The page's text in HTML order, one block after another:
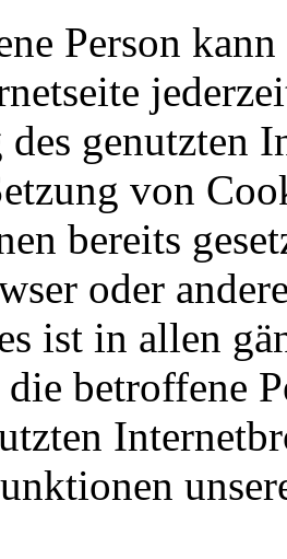
Person
genutzten
von
bereits
oder
ist in allen
betroffene